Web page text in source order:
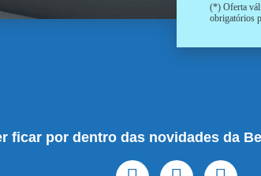
(*) Oferta
obrigatórios
ficar por dentro das novidades da